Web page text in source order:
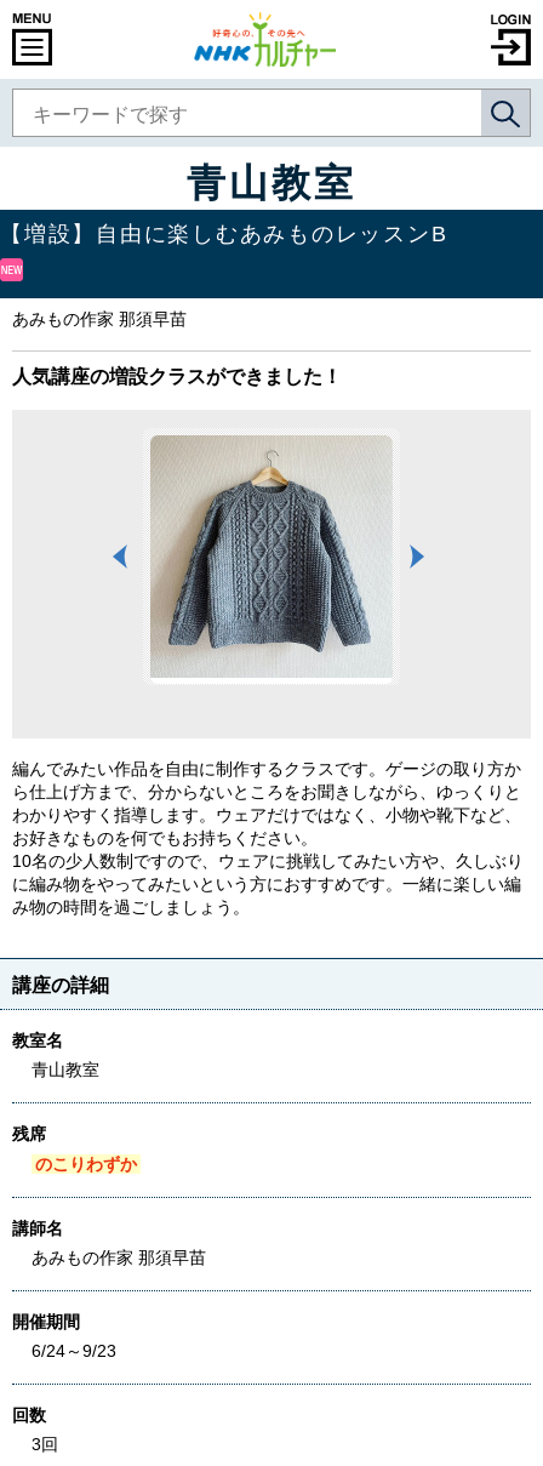
青山教室
【増設】自由に楽しむあみものレッスンB
あみもの作家 那須早苗
人気講座の増設クラスができました！
編んでみたい作品を自由に制作するクラスです。ゲージの取り方か
ら仕上げ方まで、分からないところをお聞きしながら、ゆっくりと
わかりやすく指導します。ウェアだけではなく、小物や靴下など、
お好きなものを何でもお持ちください。
10名の少人数制ですので、ウェアに挑戦してみたい方や、久しぶり
に編み物をやってみたいという方におすすめです。一緒に楽しい編
み物の時間を過ごしましょう。
講座の詳細
教室名
青山教室
残席
のこりわずか
講師名
あみもの作家 那須早苗
開催期間
6/24～9/23
回数
3回